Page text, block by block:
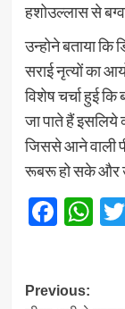
हशोउल्लास से
उन्होने बताया कि
सराई नृत्यों का
विशेष चर्चा हुई कि
जा पाते हैं इसलिये
जिससे आने वाली
रूबरू हो सके और
Post
Previous: